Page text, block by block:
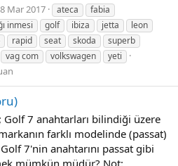
Mar 2017 ateca
fabia
inmesi
golf ibiza jetta
leon
rapid seat skoda
superb
vag com volkswagen yeti
7 anahtarları bilindiği üzere
farklı modelinde (passat)
7'nin anahtarını passat gibi
mümkün müdür? Not: